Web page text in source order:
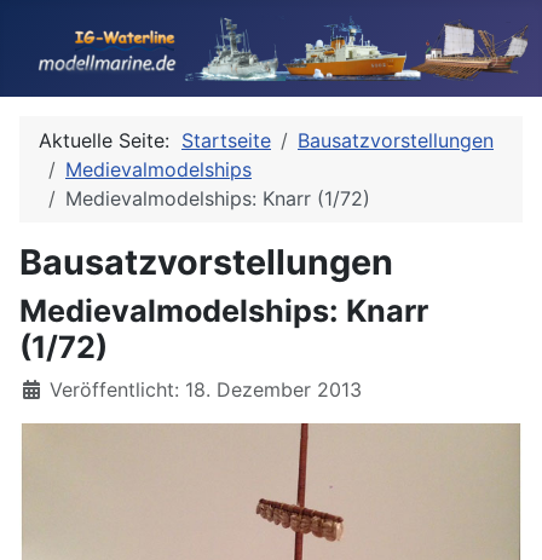
Aktuelle Seite: Startseite
Bausatzvorstellungen
Medievalmodelships
Medievalmodelships: Knarr (1/72)
Bausatzvorstellungen
Medievalmodelships: Knarr
(1/72)
Details
Veröffentlicht: 18. Dezember 2013